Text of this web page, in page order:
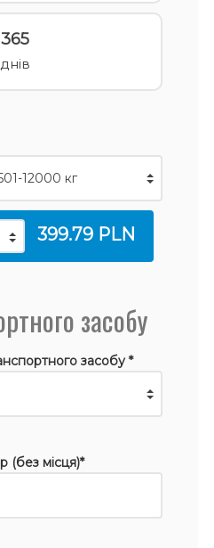
365
днів
399.79 PLN
засобу
засобу *
(без місця)*